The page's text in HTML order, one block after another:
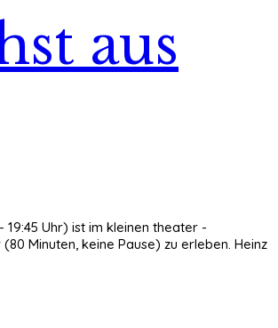
aus
19:45 Uhr) ist im kleinen theater -
Minuten, keine Pause) zu erleben. Heinz